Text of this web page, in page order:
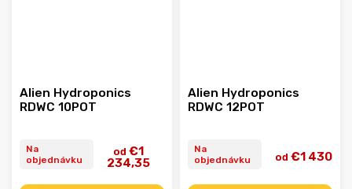
Alien Hydroponics
RDWC 10POT
Na
objednávku
od €1
234,35
Alien Hydroponics
RDWC 12POT
Na
objednávku
od €1 430